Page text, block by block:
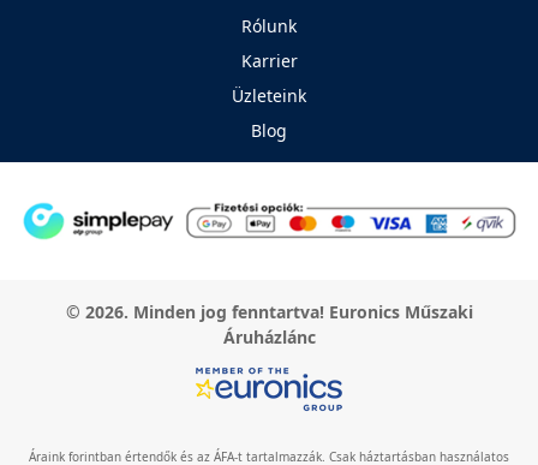
Rólunk
Karrier
Üzleteink
Blog
© 2026. Minden jog fenntartva! Euronics Műszaki
Áruházlánc
Áraink forintban értendők és az ÁFA-t tartalmazzák. Csak háztartásban használatos